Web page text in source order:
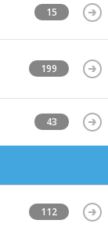
15
199
43
112